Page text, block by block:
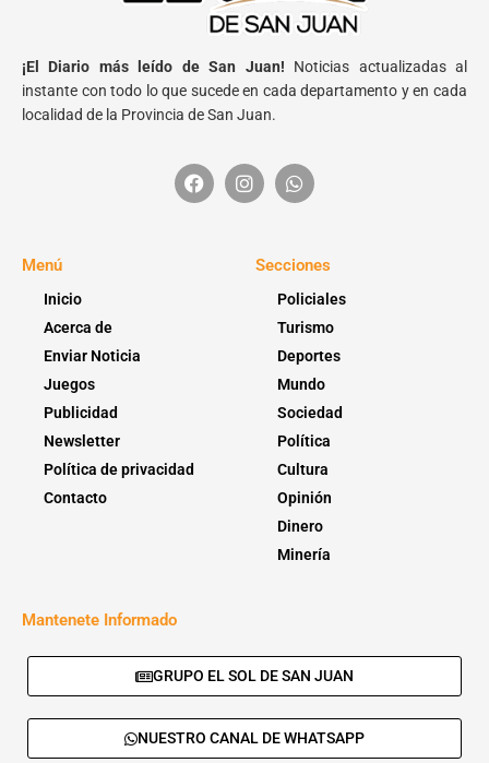
¡El Diario más leído de San Juan! Noticias actualizadas al
instante con todo lo que sucede en cada departamento y en cada
localidad de la Provincia de San Juan.
Menú
Inicio
Acerca de
Enviar Noticia
Juegos
Publicidad
Newsletter
Política de privacidad
Contacto
Secciones
Policiales
Turismo
Deportes
Mundo
Sociedad
Política
Cultura
Opinión
Dinero
Minería
Mantenete Informado
GRUPO EL SOL DE SAN JUAN
NUESTRO CANAL DE WHATSAPP